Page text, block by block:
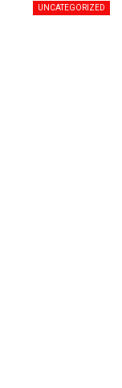
UNCATEGORIZED